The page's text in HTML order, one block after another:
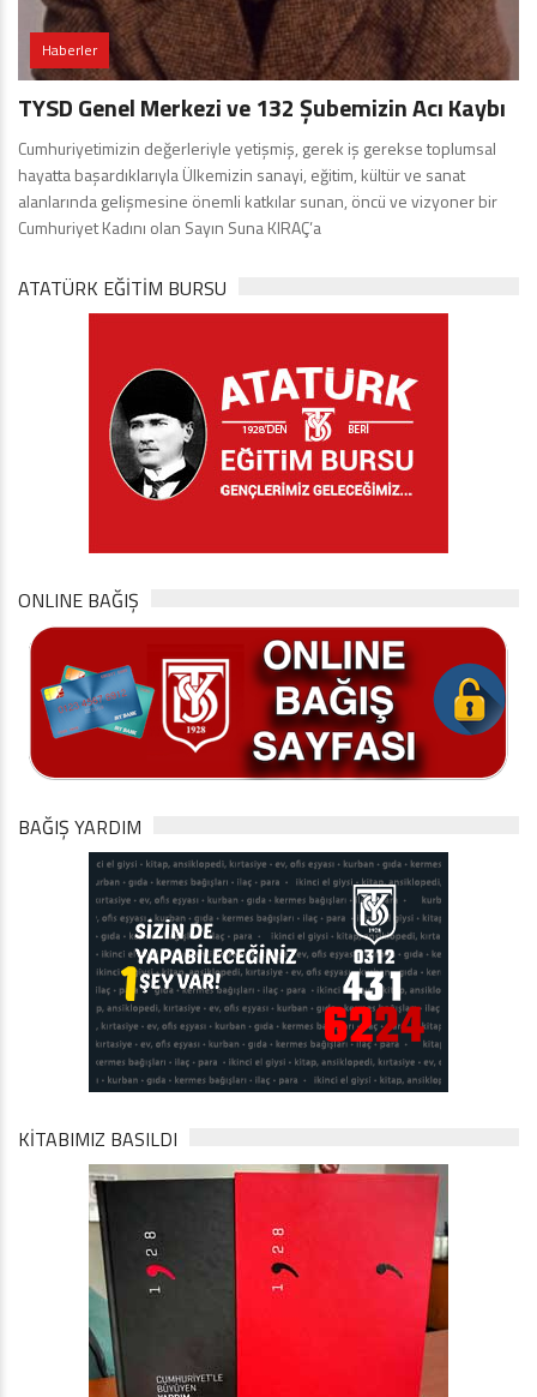
Haberler
TYSD Genel Merkezi ve 132 Şubemizin Acı Kaybı
Cumhuriyetimizin değerleriyle yetişmiş, gerek iş gerekse toplumsal
hayatta başardıklarıyla Ülkemizin sanayi, eğitim, kültür ve sanat
alanlarında gelişmesine önemli katkılar sunan, öncü ve vizyoner bir
Cumhuriyet Kadını olan Sayın Suna KIRAÇ’a
ATATÜRK EĞITIM BURSU
ONLINE BAĞIŞ
BAĞIŞ YARDIM
KİTABIMIZ BASILDI